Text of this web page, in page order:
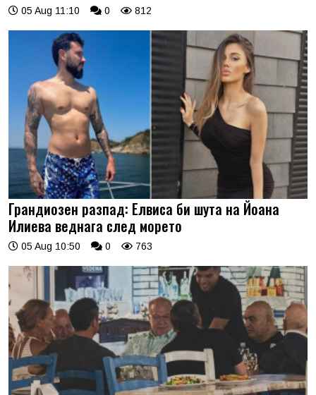
05 Aug 11:10 0 812
Грандиозен разпад: Елвиса би шута на Йоана
Илиева веднага след морето
05 Aug 10:50 0 763